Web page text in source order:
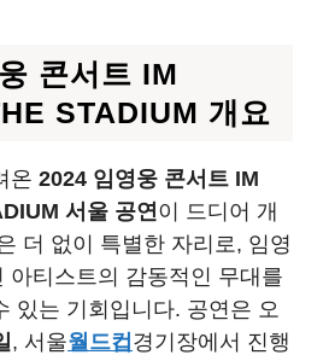
콘서트 IM
STADIUM 개요
온 2024 임영웅 콘서트 IM
서울 공연이 드디어 개
더 없이 특별한 자리로, 임영
아티스트의 감동적인 무대를
있는 기회입니다. 공연은 오
, 서울월드컵 경기장에서 진행